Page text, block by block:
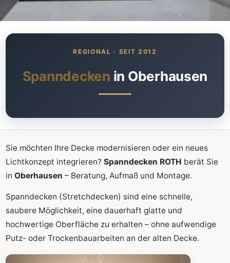
Was kostet meine neue
Spanndecke?
Schnellrechner
FLÄCHE (M²)
Zum Rechner
Fläche wird in den großen Rechner übernommen.
Spanndecken in Oberhausen
Sie möchten Ihre Decke modernisieren oder ein neues
Lichtkonzept integrieren?Spanndecken ROTH berät Sie
inOberhausen – Beratung, Aufmaß und Montage.
Spanndecken (Stretchdecken) sind eine schnelle,
saubere Möglichkeit, eine dauerhaft glatte und
hochwertige Oberfläche zu erhalten – ohne aufwendige
Putz- oder Trockenbauarbeiten an der alten Decke.